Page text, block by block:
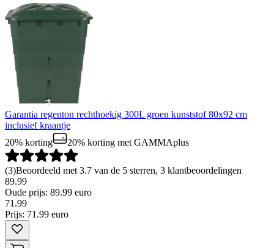
Garantia regenton rechthoekig 300L groen kunststof 80x92 cm
inclusief kraantje
20% korting
20% korting met GAMMAplus
(3)Beoordeeld met 3.7 van de 5 sterren, 3 klantbeoordelingen
89.99
Oude prijs: 89.99 euro
71.99
Prijs: 71.99 euro